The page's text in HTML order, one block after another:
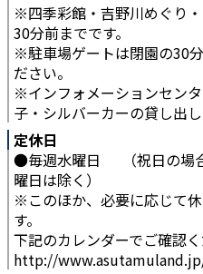
※四季彩館・吉野川めぐり
30分前までです。
※駐車場ゲートは閉園の30
ださい。
※インフォメーションセン
子・シルバーカーの貸し出し
定休日
●毎週水曜日 （祝日の場
曜日は除く）
※このほか、必要に応じて
す。
下記のカレンダーでご確認
http://